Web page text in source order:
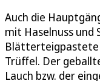
Auch die
mit Haselnuss und
Blätterteigpastete
Trüffel. Der
Lauch bzw. der